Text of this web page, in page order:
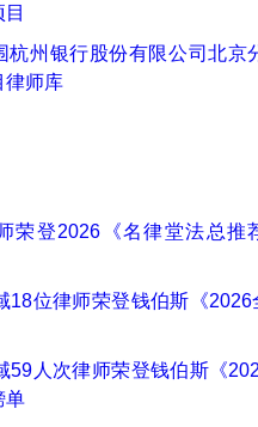
杭州银行股份有限公司北京
律师库
荣登2026《名律堂法总推
18位律师荣登钱伯斯《2026
59人次律师荣登钱伯斯《
单